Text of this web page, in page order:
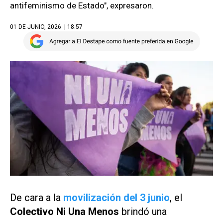
antifeminismo de Estado", expresaron.
01 DE JUNIO, 2026 | 18.57
De cara a la movilización del 3 junio, el
Colectivo Ni Una Menos brindó una